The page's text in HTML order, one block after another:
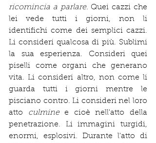
ricomincia a parlare. Quei cazzi che
lei vede tutti i giorni, non li
identifichi come dei semplici cazzi.
Li consideri qualcosa di più. Sublimi
la sua esperienza. Consideri quei
piselli come organi che generano
vita. Li consideri altro, non come li
guarda tutti i giorni mentre le
pisciano contro. Li consideri nel loro
atto culmine e cioè nell'atto della
penetrazione. Li immagini turgidi,
enormi, esplosivi. Durante l'atto di